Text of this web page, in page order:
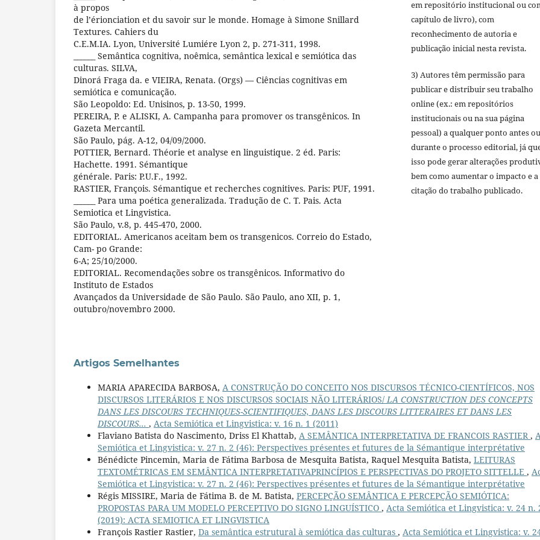
à propos
de l’érionciation et du savoir sur le monde. Homage à Simone Snillard
Textures. Cahiers du
C.E.M.IA. Lyon, Université Lumiére Lyon 2, p. 271-311, 1998.
______ Semântica cognitiva, noêmica, semântica lexical e semiótica das
culturas. SILVA,
Dinorá Fraga da. e VIEIRA, Renata. (Orgs) — Ciências cognitivas em
semiótica e comunicação.
São Leopoldo: Ed. Unisinos, p. 13-50, 1999.
PEREIRA, P. e ALISKI, A. Campanha para promover os transgênicos. In
Gazeta Mercantil.
São Paulo, pág. A-12, 04/09/2000.
POTTIER, Bernard. Théorie et analyse en linguistique. 2 éd. Paris:
Hachette. 1991. Sémantique
générale. Paris: P.U.F., 1992.
RASTIER, François. Sémantique et recherches cognitives. Paris: PUF, 1991.
______ Para uma poética generalizada. Tradução de C. T. Pais. Acta
Semiotica et Lingvistica.
São Paulo, v.8, p. 445-470, 2000.
EDITORIAL. Americanos aceitam bem os transgenicos. Correio do Estado,
Cam- po Grande:
6-A; 25/10/2000.
EDITORIAL. Recomendações sobre os transgênicos. Informativo do
Instituto de Estados
Avançados da Universidade de São Paulo. São Paulo, ano XII, p. 1,
outubro/novembro 2000.
em repositório institucional ou
capítulo de livro), com
reconhecimento de autoria e
publicação inicial nesta revista.
3) Autores têm permissão para
publicar e distribuir seu trabalho
online (ex.: em repositórios
institucionais ou na sua página
pessoal) a qualquer ponto antes ou
durante o processo editorial, já
isso pode gerar alterações
bem como aumentar o impacto e a
citação do trabalho publicado.
Artigos Semelhantes
MARIA APARECIDA BARBOSA, A CONSTRUÇÃO DO CONCEITO NOS DISCURSOS TÉCNICO-CIENTÍFICOS, NOS
DISCURSOS LITERÁRIOS E NOS DISCURSOS SOCIAIS NÃO LITERÁRIOS/LA CONSTRUCTION DES CONCEPTS
DANS LES DISCOURS TECHNIQUES-SCIENTIFIQUES, DANS LES DISCOURS LITTERAIRES ET DANS LES
DISCOURS... , Acta Semiótica et Lingvistica: v. 16 n. 1 (2011)
Flaviano Batista do Nascimento, Driss El Khattab, A SEMÂNTICA INTERPRETATIVA DE FRANCOIS RASTIER,
Semiótica et Lingvistica: v. 27 n. 2 (46): Perspectives présentes et futures de la Sémantique interprétative
Bénédicte Pincemin, Maria de Fátima Barbosa de Mesquita Batista, Raquel Mesquita Batista, LEITURAS
TEXTOMÉTRICAS EM SEMÂNTICA INTERPRETATIVAPRINCÍPIOS E PERSPECTIVAS DO PROJETO SITTELLE ,
Semiótica et Lingvistica: v. 27 n. 2 (46): Perspectives présentes et futures de la Sémantique interprétative
Régis MISSIRE, Maria de Fátima B. de M. Batista, PERCEPÇÃO SEMÂNTICA E PERCEPÇÃO SEMIÓTICA:
PROPOSTAS PARA UM MODELO PERCEPTIVO DO SIGNO LINGUÍSTICO , Acta Semiótica et Lingvistica: v. 24 n.
(2019): ACTA SEMIOTICA ET LINGVISTICA
François Rastier Rastier, Da semântica estrutural à semiótica das culturas , Acta Semiótica et Lingvistica: v.